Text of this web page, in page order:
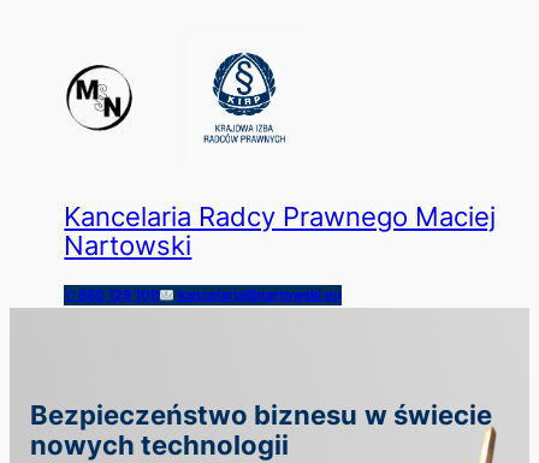
Kancelaria Radcy Prawnego Maciej
Nartowski
✆660 129 109 kancelaria@nartowski.eu
Bezpieczeństwo biznesu w świecie
nowych technologii